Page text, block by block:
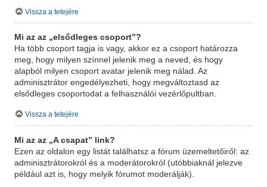
Vissza a tetejére
Mi az az „elsődleges csoport”?
Ha több csoport tagja is vagy, akkor ez a csoport határozza
meg, hogy milyen színnel jelenik meg a neved, és hogy
alapból milyen csoport avatar jelenik meg nálad. Az
adminisztrátor engedélyezheti, hogy megváltoztasd az
elsődleges csoportodat a felhasználói vezérlőpultban.
Vissza a tetejére
Mi az az „A csapat” link?
Ezen az oldalon egy listát találhatsz a fórum üzemeltetőiről: az
adminisztrátorokról és a moderátorokról (utóbbiaknál jelezve
például azt is, hogy melyik fórumot moderálják).